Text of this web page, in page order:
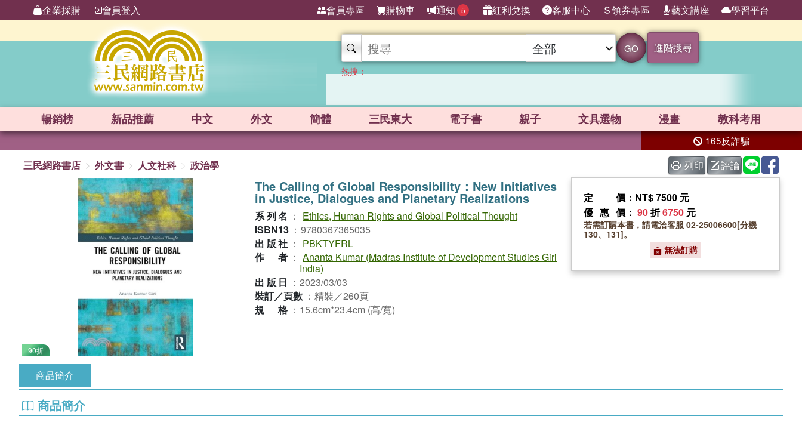
企業採購 會員登入 會員專區 購物車 通知 5 紅利兌換 客服中心 領券專區 藝文講座 學習平台
GO 進階搜尋
熱搜：
暢銷榜 新品推薦 中文 外文 簡體 三民東大 電子書 親子 文具選物 漫畫 教科考用
165反詐騙
三民網路書店 外文書 人文社科 政治學 列印 評論
90折
The Calling of Global Responsibility：New Initiatives
in Justice, Dialogues and Planetary Realizations
系列名 ：
Ethics, Human Rights and Global Political Thought
ISBN13 ： 9780367365035
出版社 ：
PBKTYFRL
作者 ： Ananta Kumar (Madras Institute of Development Studies Giri
India)
出版日 ： 2023/03/03
裝訂／頁數 ： 精裝／260頁
規格 ： 15.6cm*23.4cm (高/寬)
定價 ：NT$ 7500 元
優惠價 ： 90折6750 元
若需訂購本書，請電洽客服 02-25006600[分機
130、131]。
無法訂購
商品簡介
商品簡介